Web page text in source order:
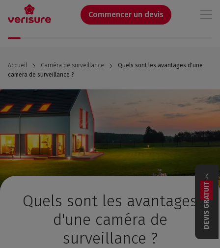
contenu
Commencer un devis
Accueil Caméra de surveillance
Quels sont les avantages d'une
caméra de surveillance ?
DEVIS GRATUIT
Quels sont les avantages
d'une caméra de
surveillance ?